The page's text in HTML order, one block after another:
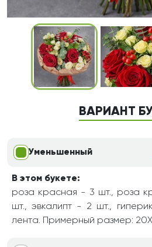
ВАРИАНТ
Уменьшенный
В этом букете:
роза красная - 3 шт., роза
шт., эвкалипт - 2 шт.,
лента. Примерный размер: